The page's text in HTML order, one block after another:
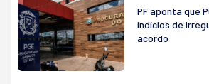
PF aponta que
indícios de
acordo